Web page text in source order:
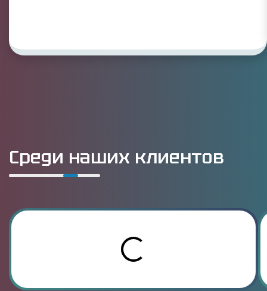
Среди наших клиентов